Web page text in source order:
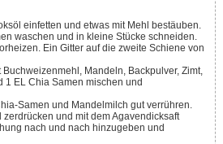
einfetten und etwas mit Mehl bestäuben.
waschen und in kleine Stücke schneiden.
Ein Gitter auf die zweite Schiene von
Mandeln, Backpulver, Zimt,
1 EL Chia Samen mischen und
Samen und Mandelmilch gut verrühren.
zerdrücken und mit dem Agavendicksaft
nach und nach hinzugeben und